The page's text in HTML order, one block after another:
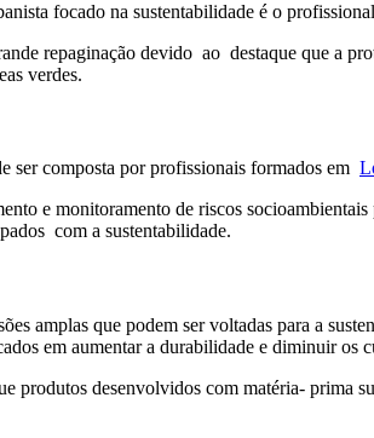
focado na sustentabilidade é o
repaginação devido ao destaque que a
verdes.
ser composta por profissionais formados em
e monitoramento de riscos
com a sustentabilidade.
amplas que podem ser voltadas para a
em aumentar a durabilidade e diminuir os
produtos desenvolvidos com matéria- prima